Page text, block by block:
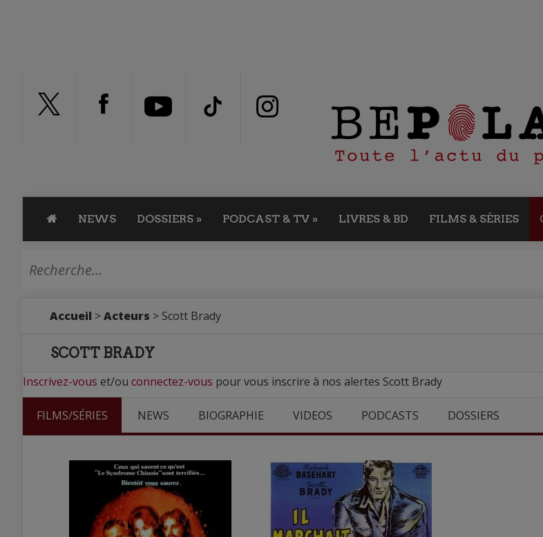
NEWS DOSSIERS » PODCAST & TV » LIVRES & BD FILMS & SÉRIES
Accueil >Acteurs > Scott Brady
SCOTT BRADY
Inscrivez-vous et/ou connectez-vous pour vous inscrire à nos alertes Scott Brady
FILMS/SÉRIES NEWS BIOGRAPHIE VIDEOS PODCASTS DOSSIERS